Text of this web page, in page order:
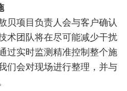
贝项目负责人会与客户确认
术团队将在尽可能减少干扰
过实时监测精准控制整个施
们会对现场进行整理，并与